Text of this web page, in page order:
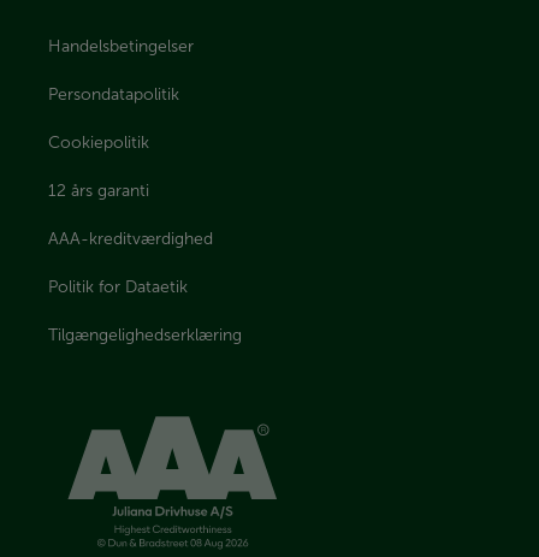
Handelsbetingelser
Persondatapolitik
Cookiepolitik
12 års garanti
AAA-kreditværdighed
Politik for Dataetik
Tilgængelighedserklæring